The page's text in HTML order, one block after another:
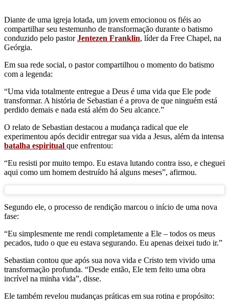
Diante de uma igreja lotada, um jovem emocionou os fiéis ao
compartilhar seu testemunho de transformação durante o batismo
conduzido pelo pastorJentezen Franklin, líder da Free Chapel, na
Geórgia.
Em sua rede social, o pastor compartilhou o momento do batismo
com a legenda:
“Uma vida totalmente entregue a Deus é uma vida que Ele pode
transformar. A história de Sebastian é a prova de que ninguém está
perdido demais e nada está além do Seu alcance.”
O relato de Sebastian destacou a mudança radical que ele
experimentou após decidir entregar sua vida a Jesus, além da intensa
batalha espiritual que enfrentou:
“Eu resisti por muito tempo. Eu estava lutando contra isso, e cheguei
aqui como um homem destruído há alguns meses”, afirmou.
Segundo ele, o processo de rendição marcou o início de uma nova
fase:
“Eu simplesmente me rendi completamente a Ele – todos os meus
pecados, tudo o que eu estava segurando. Eu apenas deixei tudo ir.”
Sebastian contou que após sua nova vida e Cristo tem vivido uma
transformação profunda. “Desde então, Ele tem feito uma obra
incrível na minha vida”, disse.
Ele também revelou mudanças práticas em sua rotina e propósito: